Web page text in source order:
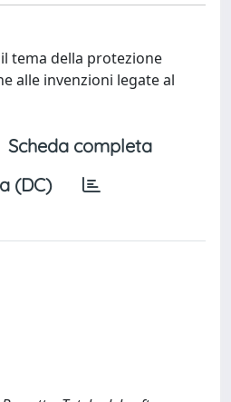
tema della protezione
alle invenzioni legate al
Scheda completa
(DC)